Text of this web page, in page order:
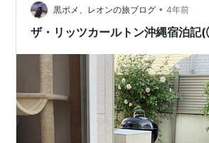
ルクイナが重量挙げ🏋️‍♂️ 茅打バンタから
最北端の辺戸岬を目指します！ 辺戸岬
黒ポメ、レオンの旅ブログ • 4年前
ザ・リッツカールトン沖縄宿泊